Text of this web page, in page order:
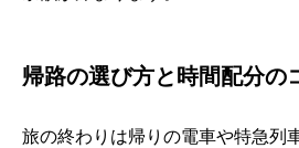
帰路の選び方と時間配分の
旅の終わりは帰りの電車や特急列